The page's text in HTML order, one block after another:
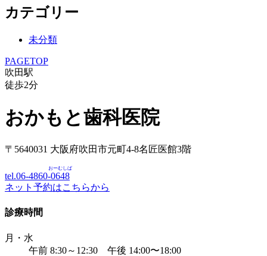
カテゴリー
未分類
PAGETOP
吹田駅
徒歩2分
おかもと歯科医院
〒5640031 大阪府吹田市元町4-8名匠医館3階
tel.06-4860-0648
おーむしば
ネット予約はこちらから
診療時間
月・水
午前 8:30～12:30 午後 14:00〜18:00